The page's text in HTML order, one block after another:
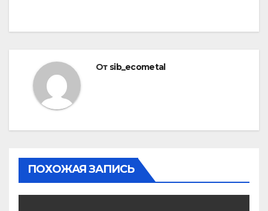
От sib_ecometal
ПОХОЖАЯ ЗАПИСЬ